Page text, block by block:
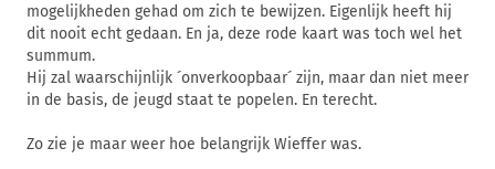
mogelijkheden gehad om zich te bewijzen. Eigenlijk heeft hij
dit nooit echt gedaan. En ja, deze rode kaart was toch wel het
summum.
Hij zal waarschijnlijk ´onverkoopbaar´ zijn, maar dan niet meer
in de basis, de jeugd staat te popelen. En terecht.
Zo zie je maar weer hoe belangrijk Wieffer was.